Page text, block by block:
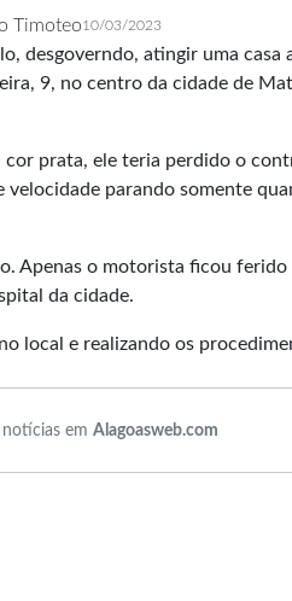
Timoteo10/03/2023
desgoverndo, atingir uma casa
9, no centro da cidade de
cor prata, ele teria perdido o
parando somente
Apenas o motorista ficou
da cidade.
local e realizando os
em Alagoasweb.com